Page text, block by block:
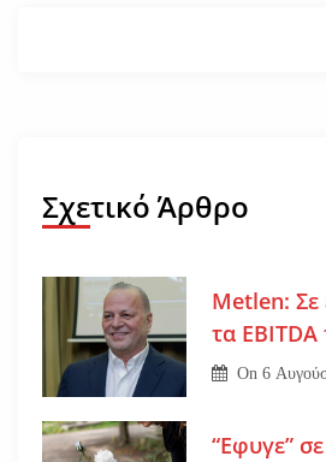
Σχετικό Άρθρο
Metlen: Σε
τα
On6
“Εφυγε”